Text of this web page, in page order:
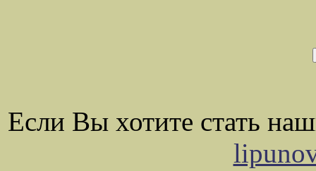
Если Вы хотите стать